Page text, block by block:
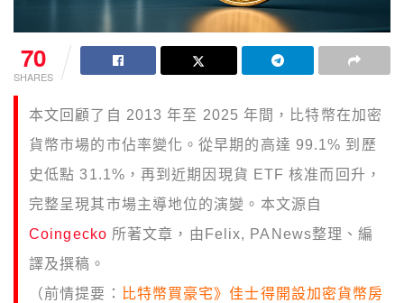
70
SHARES
本文回顧了自 2013 年至 2025 年間，比特幣在加密
貨幣市場的市佔率變化。從早期的高達 99.1% 到歷
史低點 31.1%，再到近期因現貨 ETF 核准而回升，
完整呈現其市場主導地位的演變。本文源自
Coingecko 所著文章，由Felix, PANews整理、編
譯及撰稿。
（前情提要：
比特幣買豪宅》佳士得開設加密貨幣房